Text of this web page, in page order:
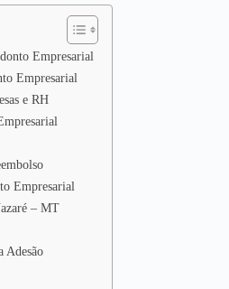
Empresarial
Empresarial
e RH
Empresarial
– MT
Adesão